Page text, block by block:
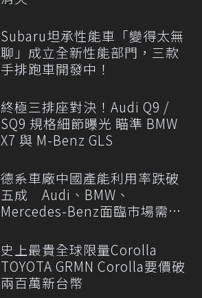
Subaru坦承性能車「變得太無
聊」成立全新性能部門，三款
手排跑車開發中！
終極三排座對決！Audi Q9 /
SQ9 規格細節曝光 瞄準 BMW
X7 與 M-Benz GLS
德系車廠中國產能利用率跌破
五成 Audi、BMW、
Mercedes-Benz面臨市場需求
史上最貴全球限量Corolla
TOYOTA GRMN Corolla要價破
兩百萬新台幣